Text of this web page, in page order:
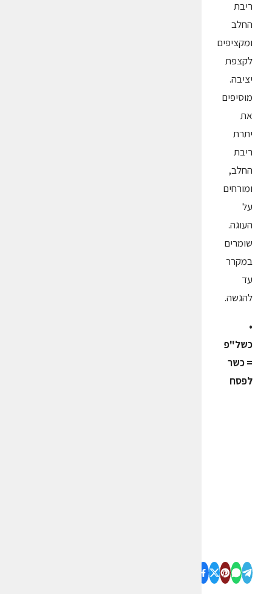
ריבת
החלב
ומקציפים
לקצפת
יציבה.
מוסיפים
את
יתרת
ריבת
החלב,
ומורחים
על
העוגה.
שומרים
במקרר
עד
להגשה.
•
כשל"פ
= כשר
לפסח